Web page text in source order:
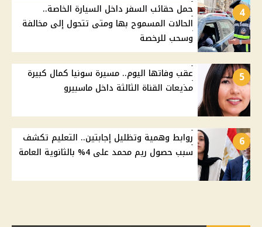
4
حمل حقائب السفر داخل السيارة الخاصة..
الحالات المسموح بها ومتى تتحول إلى مخالفة
وسحب للرخصة
5
عقب وفاتها اليوم.. مسيرة سونيا كمال كبيرة
مذيعات القناة الثالثة داخل ماسبيرو
6
روابط وهمية وتظليل إجابتين.. التعليم تكشف
سبب حصول ريم محمد على 4% بالثانوية العامة